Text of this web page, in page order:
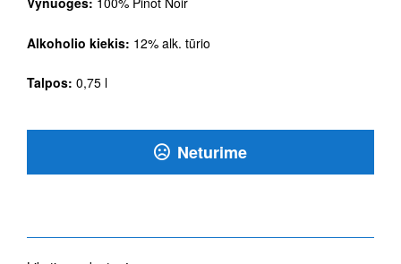
Alkoholio kiekis: 12% alk. tūrio
Talpos: 0,75 l
Neturime